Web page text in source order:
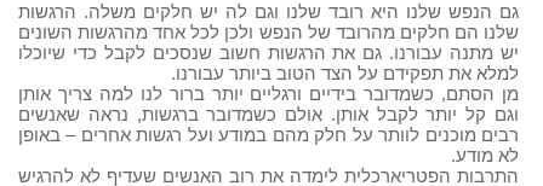
גם הנפש שלנו היא רובד שלנו וגם לה יש חלקים משלה. הרגשות
שלנו הם חלקים מהרובד של הנפש ולכן לכל אחד מהרגשות השונים
יש מתנה עבורנו. גם את הרגשות חשוב שנסכים לקבל כדי שיוכלו
למלא את תפקידם על הצד הטוב ביותר עבורנו.
מן הסתם, כשמדובר בידיים ורגליים יותר ברור לנו למה צריך אותן
וגם קל יותר לקבל אותן. אולם כשמדובר ברגשות, נראה שאנשים
רבים מוכנים לוותר על חלק מהם במודע ועל רגשות אחרים – באופן
לא מודע.
התרבות הפטריארכלית לימדה את רוב האנשים שעדיף לא להרגיש